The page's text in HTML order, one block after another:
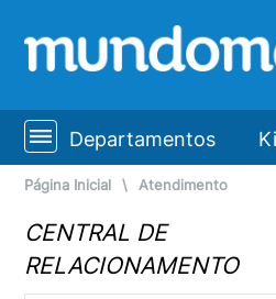
Departamentos
Página Inicial \ Atendimento
CENTRAL DE
RELACIONAMENTO